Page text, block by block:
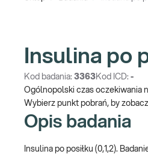
Insulina po
Kod badania: 3363Kod ICD: -
Ogólnopolski czas oczekiwania
Wybierz punkt pobrań, by
Opis badania
Insulina po posiłku (0,1,2).